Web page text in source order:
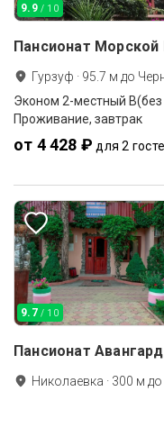
9.9 / 10
Пансионат Морской
Гурзуф · 95.7 м до
Эконом 2-местный В(без
Проживание, завтрак
от 4 428 ₽ для 2
9.7 / 10
Пансионат Авангард
Николаевка · 300 м до